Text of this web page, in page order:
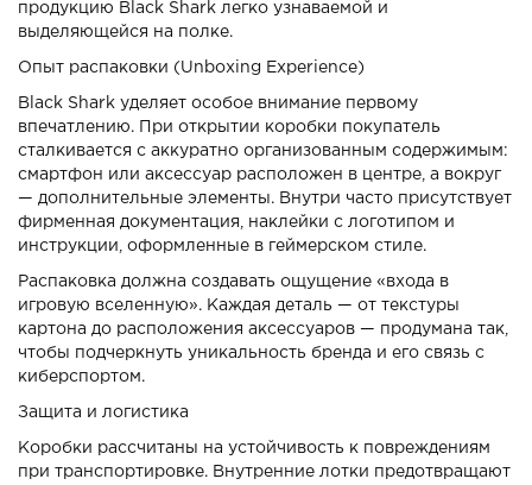
продукцию Black Shark легко узнаваемой и
выделяющейся на полке.
Опыт распаковки (Unboxing Experience)
Black Shark уделяет особое внимание первому
впечатлению. При открытии коробки покупатель
сталкивается с аккуратно организованным содержимым:
смартфон или аксессуар расположен в центре, а вокруг
— дополнительные элементы. Внутри часто присутствует
фирменная документация, наклейки с логотипом и
инструкции, оформленные в геймерском стиле.
Распаковка должна создавать ощущение «входа в
игровую вселенную». Каждая деталь — от текстуры
картона до расположения аксессуаров — продумана так,
чтобы подчеркнуть уникальность бренда и его связь с
киберспортом.
Защита и логистика
Коробки рассчитаны на устойчивость к повреждениям
при транспортировке. Внутренние лотки предотвращают